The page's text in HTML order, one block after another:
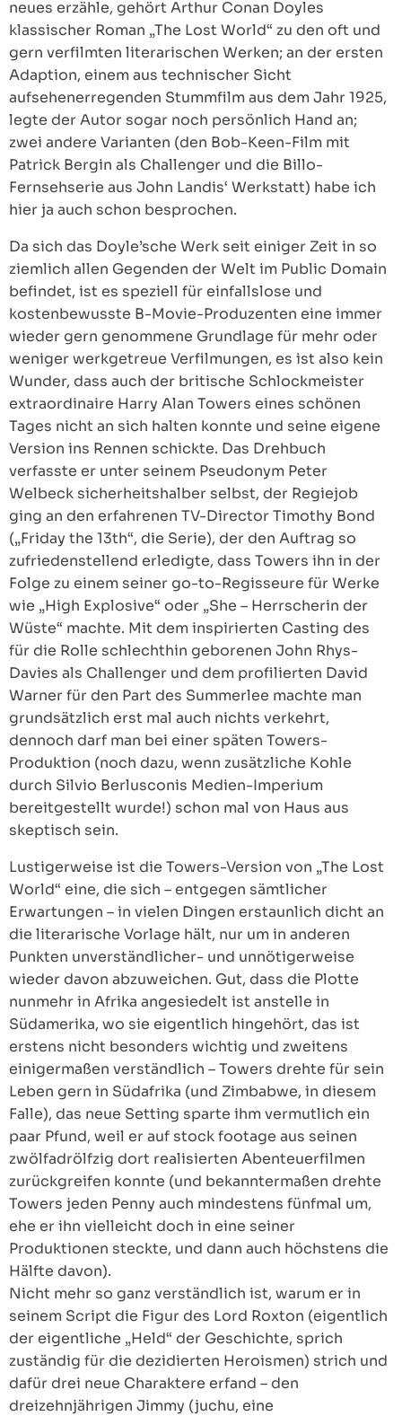
neues erzähle, gehört Arthur Conan Doyles
klassischer Roman „The Lost World“ zu den oft und
gern verfilmten literarischen Werken; an der ersten
Adaption, einem aus technischer Sicht
aufsehenerregenden Stummfilm aus dem Jahr 1925,
legte der Autor sogar noch persönlich Hand an;
zwei andere Varianten (den Bob-Keen-Film mit
Patrick Bergin als Challenger und die Billo-
Fernsehserie aus John Landis‘ Werkstatt) habe ich
hier ja auch schon besprochen.
Da sich das Doyle’sche Werk seit einiger Zeit in so
ziemlich allen Gegenden der Welt im Public Domain
befindet, ist es speziell für einfallslose und
kostenbewusste B-Movie-Produzenten eine immer
wieder gern genommene Grundlage für mehr oder
weniger werkgetreue Verfilmungen, es ist also kein
Wunder, dass auch der britische Schlockmeister
extraordinaire Harry Alan Towers eines schönen
Tages nicht an sich halten konnte und seine eigene
Version ins Rennen schickte. Das Drehbuch
verfasste er unter seinem Pseudonym Peter
Welbeck sicherheitshalber selbst, der Regiejob
ging an den erfahrenen TV-Director Timothy Bond
(„Friday the 13th“, die Serie), der den Auftrag so
zufriedenstellend erledigte, dass Towers ihn in der
Folge zu einem seiner go-to-Regisseure für Werke
wie „High Explosive“ oder „She – Herrscherin der
Wüste“ machte. Mit dem inspirierten Casting des
für die Rolle schlechthin geborenen John Rhys-
Davies als Challenger und dem profilierten David
Warner für den Part des Summerlee machte man
grundsätzlich erst mal auch nichts verkehrt,
dennoch darf man bei einer späten Towers-
Produktion (noch dazu, wenn zusätzliche Kohle
durch Silvio Berlusconis Medien-Imperium
bereitgestellt wurde!) schon mal von Haus aus
skeptisch sein.
Lustigerweise ist die Towers-Version von „The Lost
World“ eine, die sich – entgegen sämtlicher
Erwartungen – in vielen Dingen erstaunlich dicht an
die literarische Vorlage hält, nur um in anderen
Punkten unverständlicher- und unnötigerweise
wieder davon abzuweichen. Gut, dass die Plotte
nunmehr in Afrika angesiedelt ist anstelle in
Südamerika, wo sie eigentlich hingehört, das ist
erstens nicht besonders wichtig und zweitens
einigermaßen verständlich – Towers drehte für sein
Leben gern in Südafrika (und Zimbabwe, in diesem
Falle), das neue Setting sparte ihm vermutlich ein
paar Pfund, weil er auf stock footage aus seinen
zwölfadrölfzig dort realisierten Abenteuerfilmen
zurückgreifen konnte (und bekanntermaßen drehte
Towers jeden Penny auch mindestens fünfmal um,
ehe er ihn vielleicht doch in eine seiner
Produktionen steckte, und dann auch höchstens die
Hälfte davon).
Nicht mehr so ganz verständlich ist, warum er in
seinem Script die Figur des Lord Roxton (eigentlich
der eigentliche „Held“ der Geschichte, sprich
zuständig für die dezidierten Heroismen) strich und
dafür drei neue Charaktere erfand – den
dreizehnjährigen Jimmy (juchu, eine